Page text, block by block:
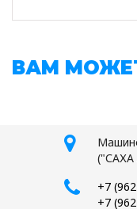
ВАМ
+7
+7